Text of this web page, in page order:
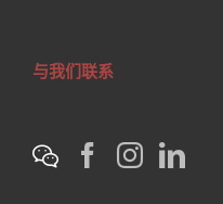
与我们联系